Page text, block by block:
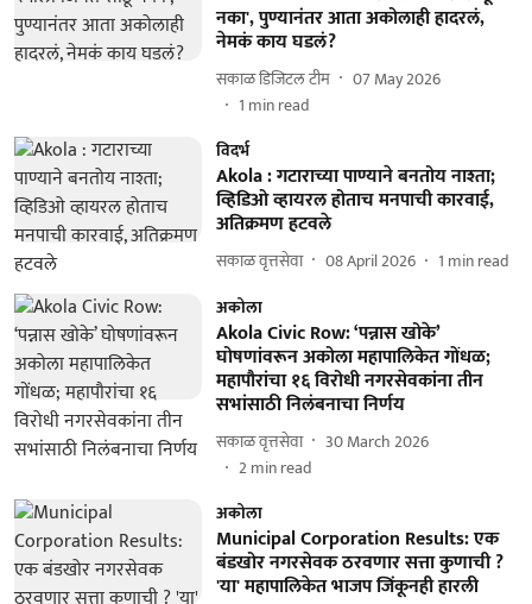
नका', पुण्यानंतर आता अकोलाही हादरलं,
नेमकं काय घडलं?
सकाळ डिजिटल टीम
07 May 2026
1 min read
विदर्भ
Akola : गटाराच्या पाण्याने बनतोय नाश्ता;
व्हिडिओ व्हायरल होताच मनपाची कारवाई,
अतिक्रमण हटवले
सकाळ वृत्तसेवा 08 April 2026 1 min read
अकोला
Akola Civic Row: ‘पन्नास खोके’
घोषणांवरून अकोला महापालिकेत गोंधळ;
महापौरांचा १६ विरोधी नगरसेवकांना तीन
सभांसाठी निलंबनाचा निर्णय
सकाळ वृत्तसेवा
30 March 2026
2min read
अकोला
Municipal Corporation Results: एक
बंडखोर नगरसेवक ठरवणार सत्ता कुणाची ?
'या' महापालिकेत भाजप जिंकूनही हारली